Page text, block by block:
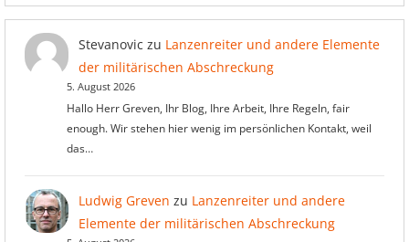
Stevanovic zu Lanzenreiter und andere Elemente
der militärischen Abschreckung
5. August 2026
Hallo Herr Greven, Ihr Blog, Ihre Arbeit, Ihre Regeln, fair
enough. Wir stehen hier wenig im persönlichen Kontakt, weil
das…
Ludwig Greven zu Lanzenreiter und andere
Elemente der militärischen Abschreckung